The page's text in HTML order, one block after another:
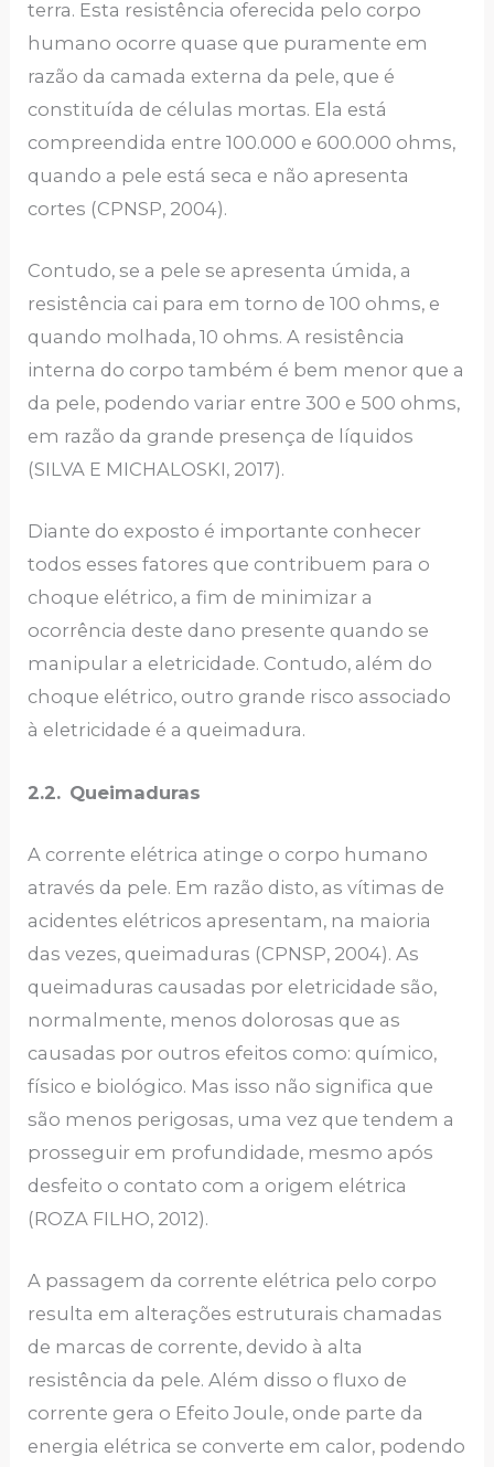
terra. Esta resistência oferecida pelo corpo
humano ocorre quase que puramente em
razão da camada externa da pele, que é
constituída de células mortas. Ela está
compreendida entre 100.000 e 600.000 ohms,
quando a pele está seca e não apresenta
cortes (CPNSP, 2004).
Contudo, se a pele se apresenta úmida, a
resistência cai para em torno de 100 ohms, e
quando molhada, 10 ohms. A resistência
interna do corpo também é bem menor que a
da pele, podendo variar entre 300 e 500 ohms,
em razão da grande presença de líquidos
(SILVA E MICHALOSKI, 2017).
Diante do exposto é importante conhecer
todos esses fatores que contribuem para o
choque elétrico, a fim de minimizar a
ocorrência deste dano presente quando se
manipular a eletricidade. Contudo, além do
choque elétrico, outro grande risco associado
à eletricidade é a queimadura.
2.2. Queimaduras
A corrente elétrica atinge o corpo humano
através da pele. Em razão disto, as vítimas de
acidentes elétricos apresentam, na maioria
das vezes, queimaduras (CPNSP, 2004). As
queimaduras causadas por eletricidade são,
normalmente, menos dolorosas que as
causadas por outros efeitos como: químico,
físico e biológico. Mas isso não significa que
são menos perigosas, uma vez que tendem a
prosseguir em profundidade, mesmo após
desfeito o contato com a origem elétrica
(ROZA FILHO, 2012).
A passagem da corrente elétrica pelo corpo
resulta em alterações estruturais chamadas
de marcas de corrente, devido à alta
resistência da pele. Além disso o fluxo de
corrente gera o Efeito Joule, onde parte da
energia elétrica se converte em calor, podendo